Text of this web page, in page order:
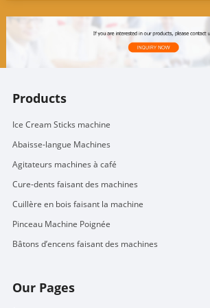
Products
Ice Cream Sticks machine
Abaisse-langue Machines
Agitateurs machines à café
Cure-dents faisant des machines
Cuillère en bois faisant la machine
Pinceau Machine Poignée
Bâtons d’encens faisant des machines
Our Pages